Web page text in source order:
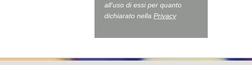
all'uso di essi per quanto
dichiarato nella Privacy